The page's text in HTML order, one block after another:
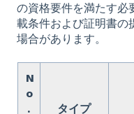
の資格要件を満たす必
載条件および証明書の
場合があります。
N
o
.
タイプ